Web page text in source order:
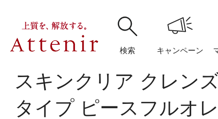
検索 キャンペーン
購入履歴 閲覧履
スキンクリア クレン
タイプ ピースフルオ